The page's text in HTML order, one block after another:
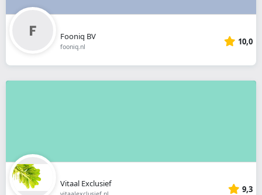
Fooniq BV
fooniq.nl 10,0
Vitaal Exclusief
9,3